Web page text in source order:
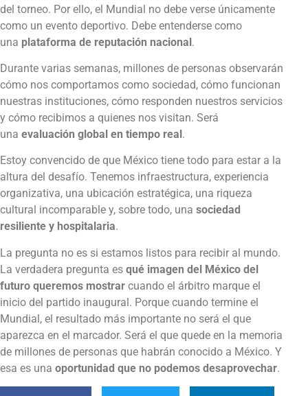
del torneo. Por ello, el Mundial no debe verse únicamente
como un evento deportivo. Debe entenderse como
una plataforma de reputación nacional.
Durante varias semanas, millones de personas observarán
cómo nos comportamos como sociedad, cómo funcionan
nuestras instituciones, cómo responden nuestros servicios
y cómo recibimos a quienes nos visitan. Será
una evaluación global en tiempo real.
Estoy convencido de que México tiene todo para estar a la
altura del desafío. Tenemos infraestructura, experiencia
organizativa, una ubicación estratégica, una riqueza
cultural incomparable y, sobre todo, una sociedad
resiliente y hospitalaria.
La pregunta no es si estamos listos para recibir al mundo.
La verdadera pregunta es qué imagen del México del
futuro queremos mostrar cuando el árbitro marque el
inicio del partido inaugural. Porque cuando termine el
Mundial, el resultado más importante no será el que
aparezca en el marcador. Será el que quede en la memoria
de millones de personas que habrán conocido a México. Y
esa es una oportunidad que no podemos desaprovechar.